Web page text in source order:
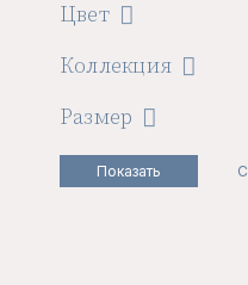
Цвет
Коллекция
Размер